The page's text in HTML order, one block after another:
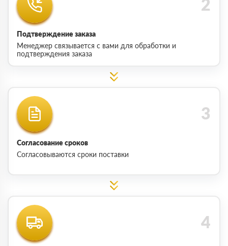
Подтверждение заказа
Менеджер связывается с вами для обработки и
подтверждения заказа
Согласование сроков
Согласовываются сроки поставки